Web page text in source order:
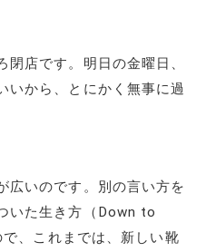
店です。明日の金曜日、
いから、とにかく無事に過
広いのです。別の言い方を
いた生き方（Down to
、これまでは、新しい靴